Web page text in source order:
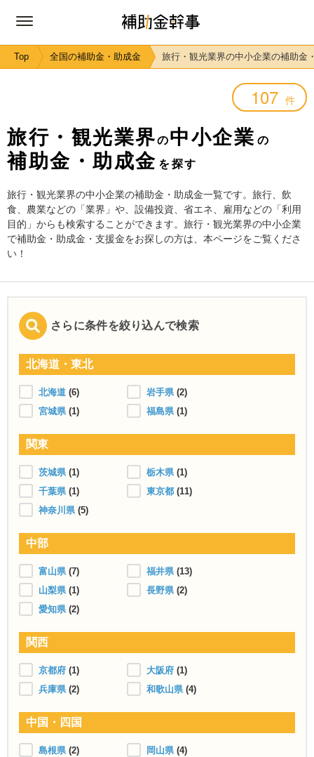
Top 全国の補助金・助成金 旅行・観光業界の中小企業の補助金
107 件
旅行・観光業界の中小企業 の
補助金・助成金 を探す
旅行・観光業界の中小企業の補助金・助成金一覧です。旅行、飲
食、農業などの「業界」や、設備投資、省エネ、雇用などの「利用
目的」からも検索することができます。旅行・観光業界の中小企業
で補助金・助成金・支援金をお探しの方は、本ページをご覧くださ
い！
さらに条件を絞り込んで検索
北海道・東北
北海道 (6) 岩手県 (2)
宮城県 (1) 福島県 (1)
関東
茨城県 (1) 栃木県 (1)
千葉県 (1) 東京都 (11)
神奈川県 (5)
中部
富山県 (7) 福井県 (13)
山梨県 (1) 長野県 (2)
愛知県 (2)
関西
京都府 (1) 大阪府 (1)
兵庫県 (2) 和歌山県 (4)
中国・四国
島根県 (2) 岡山県 (4)